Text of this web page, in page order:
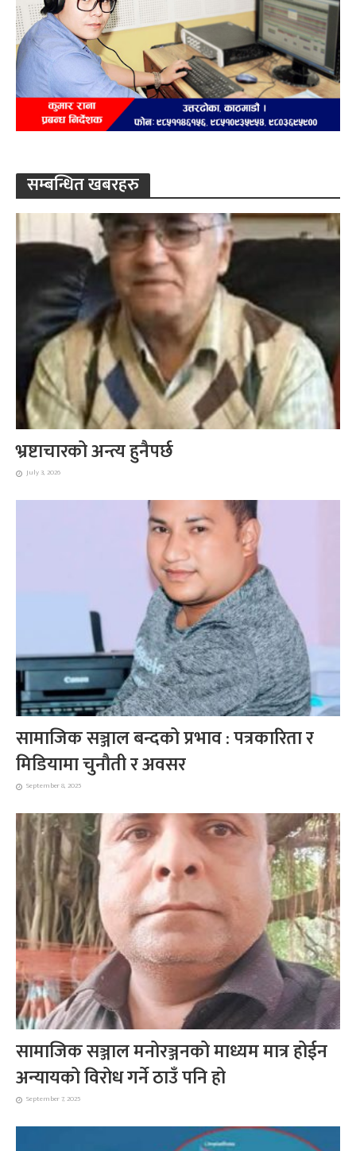
सम्बन्धित खबरहरु
भ्रष्टाचारको अन्त्य हुनैपर्छ
July 3, 2026
सामाजिक सञ्जाल बन्दको प्रभाव : पत्रकारिता र
मिडियामा चुनौती र अवसर
September 8, 2025
सामाजिक सञ्जाल मनोरञ्जनको माध्यम मात्र होईन
अन्यायको विरोध गर्ने ठाउँ पनि हो
September 7, 2025